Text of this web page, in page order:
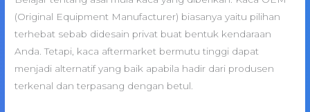
(Original Equipment Manufacturer) biasanya yaitu pilihan
terhebat sebab didesain privat buat bentuk kendaraan
Anda. Tetapi, kaca aftermarket bermutu tinggi dapat
menjadi alternatif yang baik apabila hadir dari produsen
terkenal dan terpasang dengan betul.